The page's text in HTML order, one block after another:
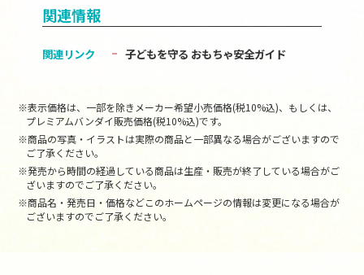
関連情報
関連リンク 子どもを守る おもちゃ安全ガイド
※表示価格は、一部を除きメーカー希望小売価格(税10%込)、もしくは、
プレミアムバンダイ販売価格(税10%込)です。
※商品の写真・イラストは実際の商品と一部異なる場合がございますので
ご了承ください。
※発売から時間の経過している商品は生産・販売が終了している場合がご
ざいますのでご了承ください。
※商品名・発売日・価格などこのホームページの情報は変更になる場合が
ございますのでご了承ください。